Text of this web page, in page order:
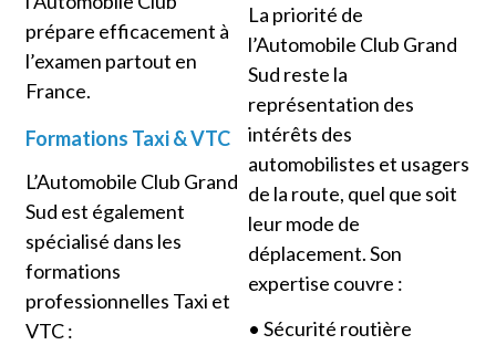
prépare efficacement à
l’examen partout en
France.
Formations Taxi & VTC
L’Automobile Club Grand
Sud est également
spécialisé dans les
formations
professionnelles Taxi et
VTC :
La priorité de
l’Automobile Club Grand
Sud reste la
représentation des
intérêts des
automobilistes et usagers
de la route, quel que soit
leur mode de
déplacement. Son
expertise couvre :
• Sécurité routière